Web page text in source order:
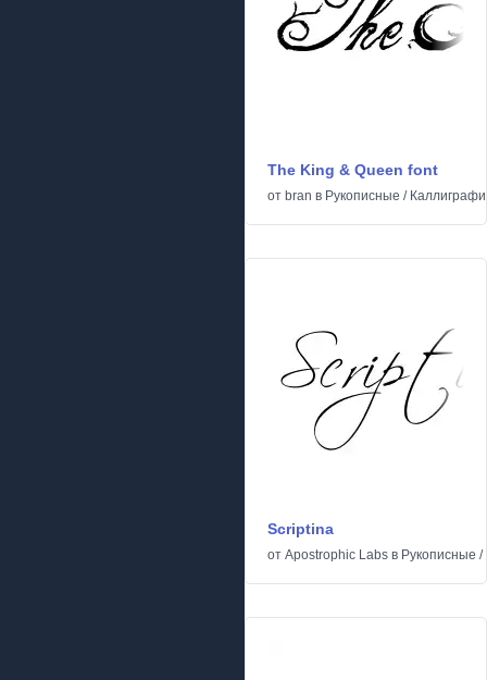
The King & Queen font
от bran в Рукописные /
Scriptina
от Apostrophic Labs в Рукописные /